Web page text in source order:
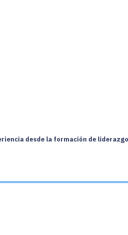
desde la formación de